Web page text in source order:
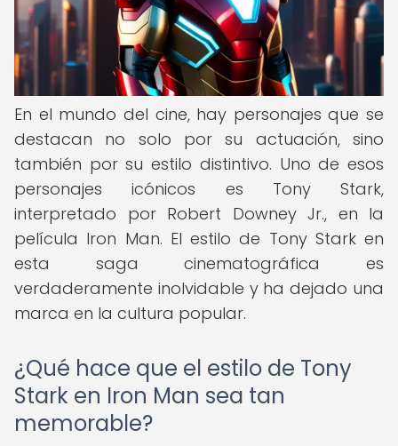
En el mundo del cine, hay personajes que se
destacan no solo por su actuación, sino
también por su estilo distintivo. Uno de esos
personajes icónicos es Tony Stark,
interpretado por Robert Downey Jr., en la
película Iron Man. El estilo de Tony Stark en
esta saga cinematográfica es
verdaderamente inolvidable y ha dejado una
marca en la cultura popular.
¿Qué hace que el estilo de Tony
Stark en Iron Man sea tan
memorable?